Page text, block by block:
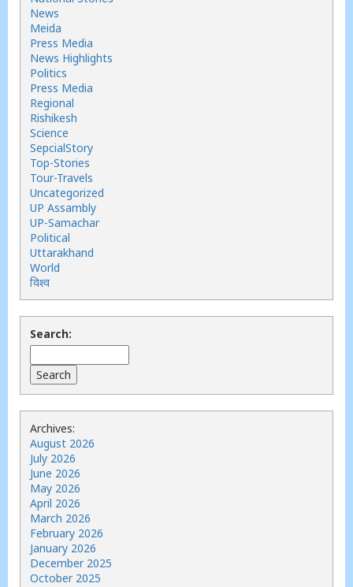
News
Meida
Press Media
News Highlights
Politics
Press Media
Regional
Rishikesh
Science
SepcialStory
Top-Stories
Tour-Travels
Uncategorized
UP Assambly
UP-Samachar
Political
Uttarakhand
World
विश्व
Search:
Archives:
August 2026
July 2026
June 2026
May 2026
April 2026
March 2026
February 2026
January 2026
December 2025
October 2025